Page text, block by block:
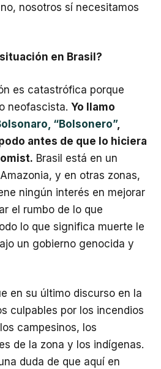
nosotros sí necesitamos
en Brasil?
es catastrófica porque
neofascista. Yo llamo
“Bolsonero”,
antes de que lo hiciera
Brasil está en un
y en otras zonas,
ningún interés en mejorar
el rumbo de lo que
lo que significa muerte le
un gobierno genocida y
en su último discurso en la
culpables por los incendios
campesinos, los
de la zona y los indígenas.
duda de que aquí en